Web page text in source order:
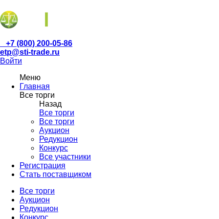
+7 (800) 200-05-86
etp@sti-trade.ru
Войти
Меню
Главная
Все торги
Назад
Все торги
Все торги
Аукцион
Редукцион
Конкурс
Все участники
Регистрация
Стать поставщиком
Все торги
Аукцион
Редукцион
Конкурс